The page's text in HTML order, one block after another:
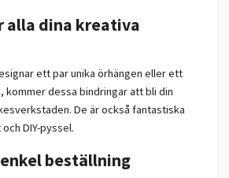
alla dina kreativa
ett par unika örhängen eller ett
kommer dessa bindringar att bli din
De är också fantastiska
DIY-pyssel.
beställning